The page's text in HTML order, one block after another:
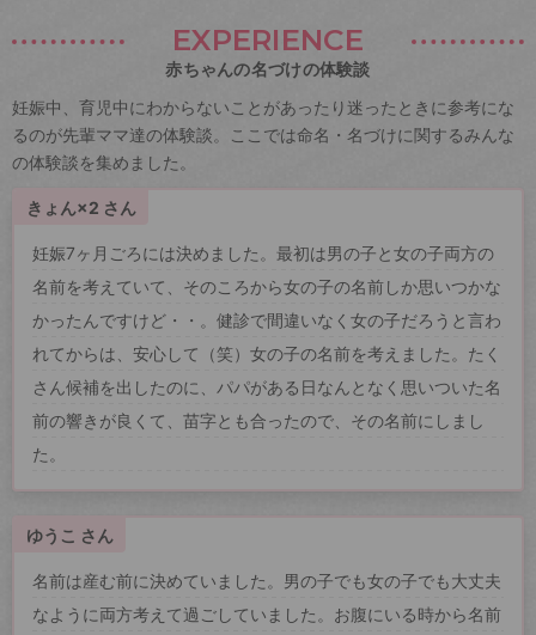
EXPERIENCE
赤ちゃんの名づけの体験談
妊娠中、育児中にわからないことがあったり迷ったときに参考にな
るのが先輩ママ達の体験談。ここでは命名・名づけに関するみんな
の体験談を集めました。
きょん×2 さん
妊娠7ヶ月ごろには決めました。最初は男の子と女の子両方の
名前を考えていて、そのころから女の子の名前しか思いつかな
かったんですけど・・。健診で間違いなく女の子だろうと言わ
れてからは、安心して（笑）女の子の名前を考えました。たく
さん候補を出したのに、パパがある日なんとなく思いついた名
前の響きが良くて、苗字とも合ったので、その名前にしまし
た。
ゆうこ さん
名前は産む前に決めていました。男の子でも女の子でも大丈夫
なように両方考えて過ごしていました。お腹にいる時から名前